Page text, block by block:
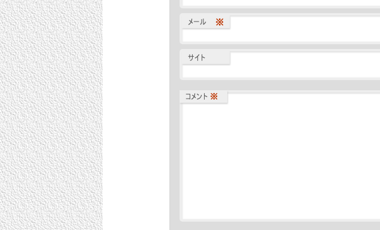
メール ※
サイト
コメント ※